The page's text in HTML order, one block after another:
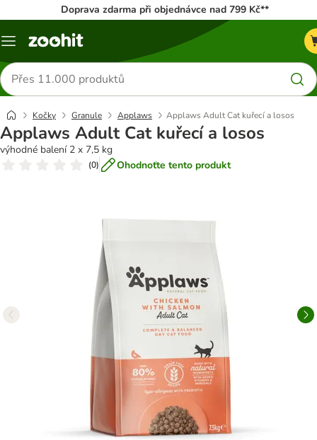
Doprava zdarma při objednávce nad 799 Kč**
Menu
Hledat
produkty
Kočky Granule Applaws Applaws Adult Cat kuřecí a losos
Applaws Adult Cat kuřecí a losos
výhodné balení 2 x 7,5 kg
(0) Ohodnoťte tento produkt